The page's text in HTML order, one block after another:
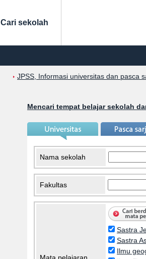
Cari sekolah
JPSS, Informasi universitas dan pasca
Mencari tempat belajar sekolah
Nama sekolah
Fakultas
Mata pelajaran
Sastra
Sastra
Ilmu